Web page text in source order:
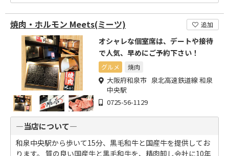
焼肉・ホルモン Meets(ミーツ) 追加
オシャレな個室席は、デートや接待
で人気、早めにご予約下さい！
グルメ 焼肉
大阪府和泉市 泉北高速鉄道線 和泉
中央駅
0725-56-1129
―当店について―
和泉中央駅から歩いて15分、黒毛和牛と国産牛を提供してお
ります。 質の良い国産牛と黒毛和牛を、精肉卸し会社に10年